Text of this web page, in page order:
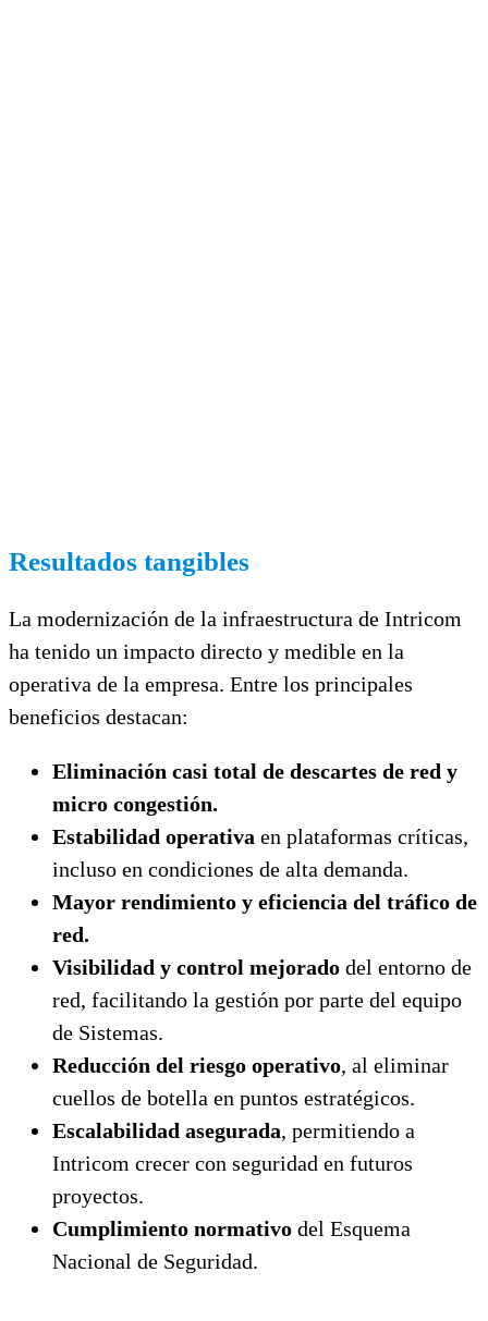
Resultados tangibles
La modernización de la infraestructura de Intricom
ha tenido un impacto directo y medible en la
operativa de la empresa. Entre los principales
beneficios destacan:
Eliminación casi total de descartes de red y
micro congestión.
Estabilidad operativa en plataformas críticas,
incluso en condiciones de alta demanda.
Mayor rendimiento y eficiencia del tráfico de
red.
Visibilidad y control mejorado del entorno de
red, facilitando la gestión por parte del equipo
de Sistemas.
Reducción del riesgo operativo, al eliminar
cuellos de botella en puntos estratégicos.
Escalabilidad asegurada, permitiendo a
Intricom crecer con seguridad en futuros
proyectos.
Cumplimiento normativo del Esquema
Nacional de Seguridad.